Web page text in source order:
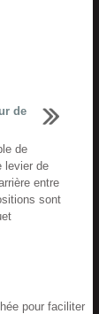
de
de
levier de
entre
sont
pour faciliter